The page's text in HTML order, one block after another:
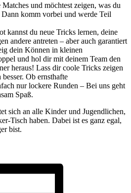
und möchtest zeigen, was du
komm vorbei und werde Teil
kannst du neue Tricks lernen, deine
andere antreten – aber auch garantiert
dein Können in kleinen
und hol dir mit deinem Team den
heraus! Lass dir coole Tricks zeigen
Ob ernsthafte
nur lockere Runden – Bei uns geht
Spaß.
sich an alle Kinder und Jugendlichen,
Tisch haben. Dabei ist es ganz egal,
bist.